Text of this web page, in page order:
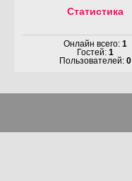
Статистика
Онлайн всего: 1
Гостей: 1
Пользователей: 0